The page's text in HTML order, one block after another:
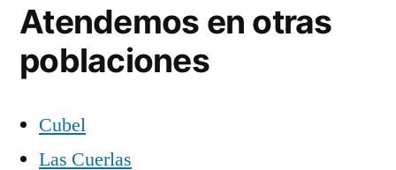
Atendemos en otras
poblaciones
Cubel
Las Cuerlas